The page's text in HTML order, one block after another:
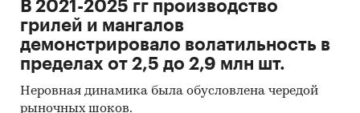
Фонда (International Monetary Fund).
Материалы Всемирного банка (World Bank).
Материалы ВТО (World Trade Organization).
Материалы Организации экономического
сотрудничества и развития (Organization for
В 2021-2025 гг производство
грилей и мангалов
демонстрировало волатильность в
пределах от 2,5 до 2,9 млн шт.
Неровная динамика была обусловлена чередой
рыночных шоков.